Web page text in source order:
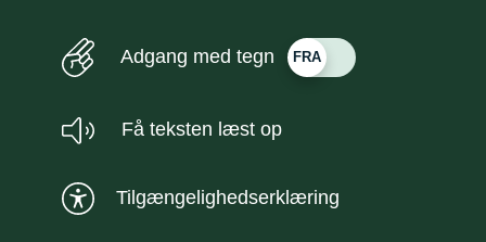
Adgang med tegn
Få teksten læst op
Tilgængelighedserklæring